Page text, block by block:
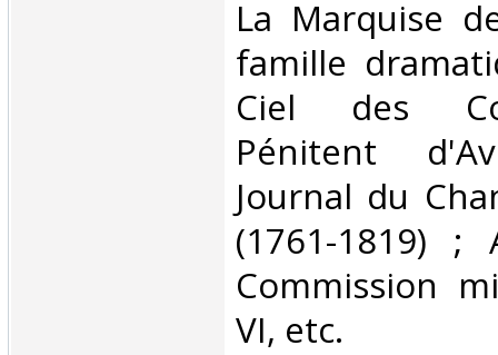
La Marquise
famille
Ciel des
Pénitent
Journal du
(1761-1819) ;
Commission
VI, etc. ‎